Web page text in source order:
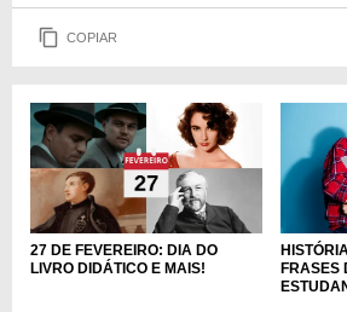
COPIAR
27 DE FEVEREIRO: DIA DO
LIVRO DIDÁTICO E MAIS!
FRASES